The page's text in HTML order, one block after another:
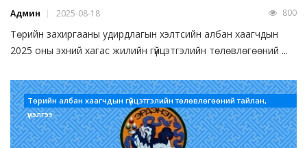
Админ 2025-08-18 800
Төрийн захиргааны удирдлагын хэлтсийн албан хаагчдын
2025 оны эхний хагас жилийн гүйцэтгэлийн төлөвлөгөөний ...
Төрийн албан хаагчдын гүйцэтгэлийн төлөвлөгөөний тайлан,
үнэлгээ